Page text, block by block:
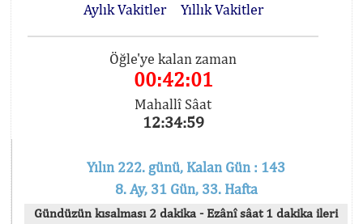
Aylık Vakitler
Yıllık Vakitler
Öğle'ye kalan zaman
00:42:01
Mahallî Sâat
12:34:59
Yılın 222. günü, Kalan Gün : 143
8. Ay, 31 Gün, 33. Hafta
Gündüzün kısalması 2 dakika - Ezânî sâat 1 dakika ileri